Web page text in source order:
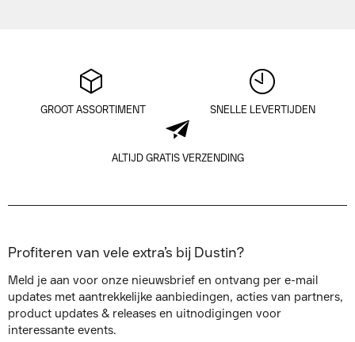
GROOT ASSORTIMENT SNELLE LEVERTIJDEN
ALTIJD GRATIS VERZENDING
Profiteren van vele extra’s bij Dustin?
Meld je aan voor onze nieuwsbrief en ontvang per e-mail
updates met aantrekkelijke aanbiedingen, acties van partners,
product updates & releases en uitnodigingen voor
interessante events.